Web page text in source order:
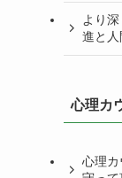
より
進と
心理カ
心理